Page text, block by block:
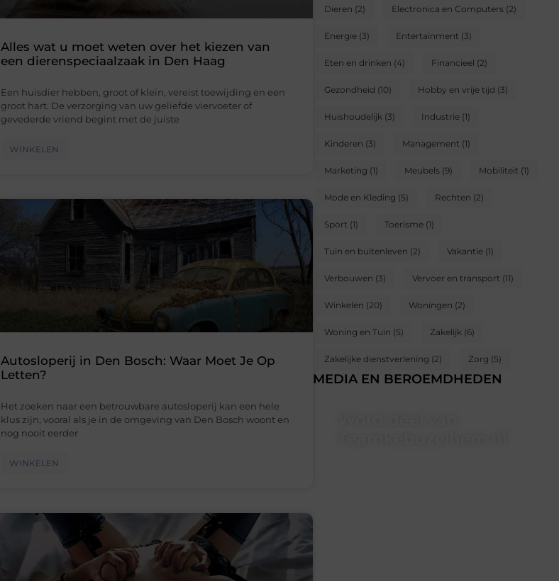
Dieren (2) Electronica en Computers (2)
Energie (3) Entertainment (3)
Eten en drinken (4) Financieel (2)
Gezondheid (10) Hobby en vrije tijd (3)
Huishoudelijk (3) Industrie (1)
Kinderen (3) Management (1)
Marketing (1) Meubels (9) Mobiliteit (1)
Mode en Kleding (5) Rechten (2)
Sport (1) Toerisme (1)
Tuin en buitenleven (2) Vakantie (1)
Verbouwen (3) Vervoer en transport (11)
Winkelen (20) Woningen (2)
Woning en Tuin (5) Zakelijk (6)
Zakelijke dienstverlening (2) Zorg (5)
MEDIA EN BEROEMDHEDEN
Alles wat u moet weten over het kiezen van
een dierenspeciaalzaak in Den Haag
Een huisdier hebben, groot of klein, vereist toewijding en een
groot hart. De verzorging van uw geliefde viervoeter of
gevederde vriend begint met de juiste
WINKELEN
Autosloperij in Den Bosch: Waar Moet Je Op
Letten?
Het zoeken naar een betrouwbare autosloperij kan een hele
klus zijn, vooral als je in de omgeving van Den Bosch woont en
nog nooit eerder
WINKELEN